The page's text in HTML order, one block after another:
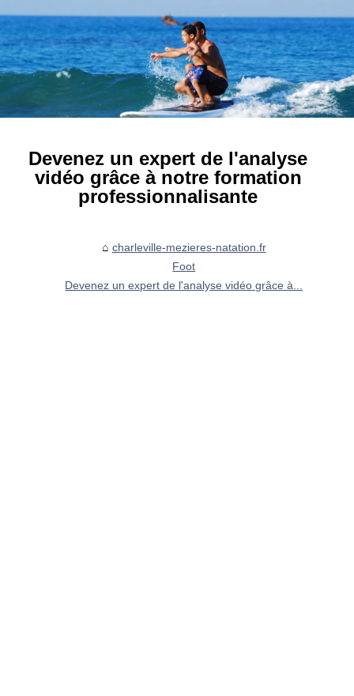
Devenez un expert de l'analyse
vidéo grâce à notre formation
professionnalisante
charleville-mezieres-natation.fr
Foot
Devenez un expert de l'analyse vidéo grâce à...